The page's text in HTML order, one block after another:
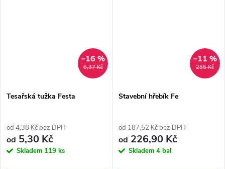
6,37 Kč
–16 %
Tesařská tužka Festa
od 4,38 Kč bez DPH
od 5,30 Kč
Skladem 119 ks
255 Kč
–11 %
Stavební hřebík Fe
od 187,52 Kč bez DPH
od 226,90 Kč
Skladem 4 bal